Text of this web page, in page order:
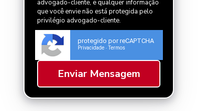
advogado-cliente, e qualquer informação
que você envie não está protegida pelo
privilégio advogado-cliente.
protegido por reCAPTCHA
Privacidade - Termos